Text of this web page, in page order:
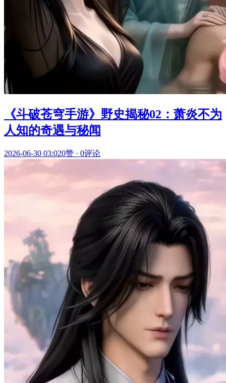
《斗破苍穹手游》野史揭秘02：萧炎不为
人知的奇遇与秘闻
2026-06-30 03:020赞 · 0评论